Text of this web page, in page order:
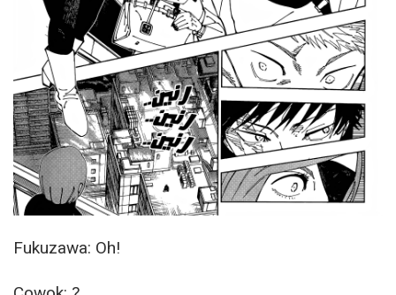
Fukuzawa: Oh!